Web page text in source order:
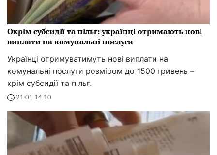
Окрім субсидії та пільг: українці отримають нові
виплати на комунальні послуги
Українці отримуватимуть нові виплати на
комунальні послуги розміром до 1500 гривень –
крім субсидії та пільг.
21:01 14.10